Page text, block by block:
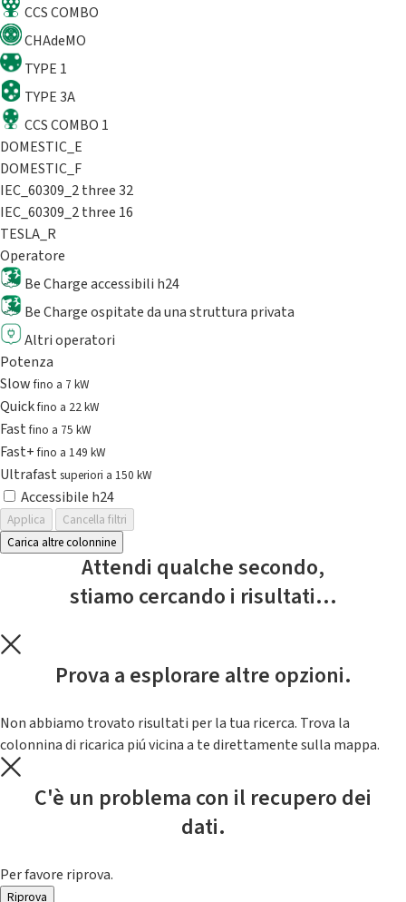
CCS COMBO
CHAdeMO
TYPE 1
TYPE 3A
CCS COMBO 1
DOMESTIC_E
DOMESTIC_F
IEC_60309_2 three 32
IEC_60309_2 three 16
TESLA_R
Operatore
Be Charge accessibili h24
Be Charge ospitate da una struttura privata
Altri operatori
Potenza
Slowfino a 7 kW
Quickfino a 22 kW
Fastfino a 75 kW
Fast+fino a 149 kW
Ultrafast superiori a 150 kW
Accessibile h24
Applica
Cancella filtri
Carica altre colonnine
Attendi qualche secondo,
stiamo cercando i risultati...
Prova a esplorare altre opzioni.
Non abbiamo trovato risultati per la tua ricerca. Trova la
colonnina di ricarica piú vicina a te direttamente sulla mappa.
C'è un problema con il recupero dei
dati.
Per favore riprova.
Riprova